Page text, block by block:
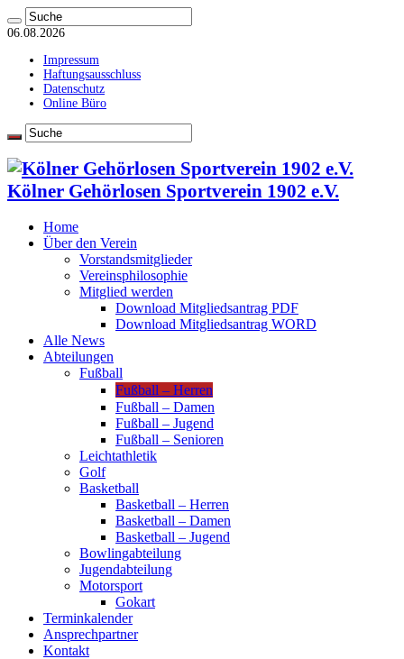
06.08.2026
Impressum
Haftungsausschluss
Datenschutz
Online Büro
Kölner Gehörlosen Sportverein 1902 e.V.
Home
Über den Verein
Vorstandsmitglieder
Vereinsphilosophie
Mitglied werden
Download Mitgliedsantrag PDF
Download Mitgliedsantrag WORD
Alle News
Abteilungen
Fußball
Fußball – Herren
Fußball – Damen
Fußball – Jugend
Fußball – Senioren
Leichtathletik
Golf
Basketball
Basketball – Herren
Basketball – Damen
Basketball – Jugend
Bowlingabteilung
Jugendabteilung
Motorsport
Gokart
Terminkalender
Ansprechpartner
Kontakt